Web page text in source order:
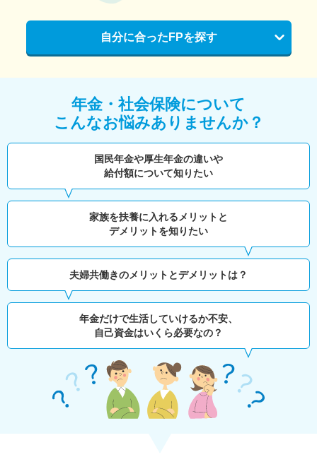
自分に合ったFPを探す
年金・社会保険について
こんなお悩みありませんか？
国民年金や厚生年金の違いや
給付額について知りたい
家族を扶養に入れるメリットと
デメリットを知りたい
夫婦共働きのメリットとデメリットは？
年金だけで生活していけるか不安、
自己資金はいくら必要なの？